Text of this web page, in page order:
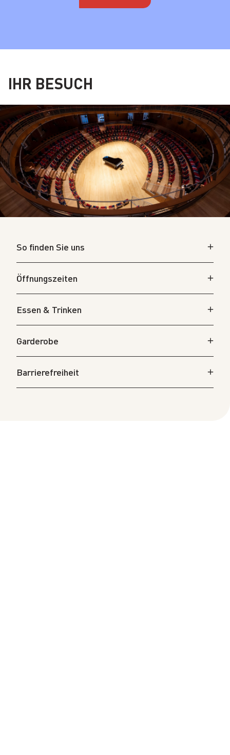
IHR BESUCH
So finden Sie uns
Öffnungszeiten
Essen & Trinken
Garderobe
Barrierefreiheit